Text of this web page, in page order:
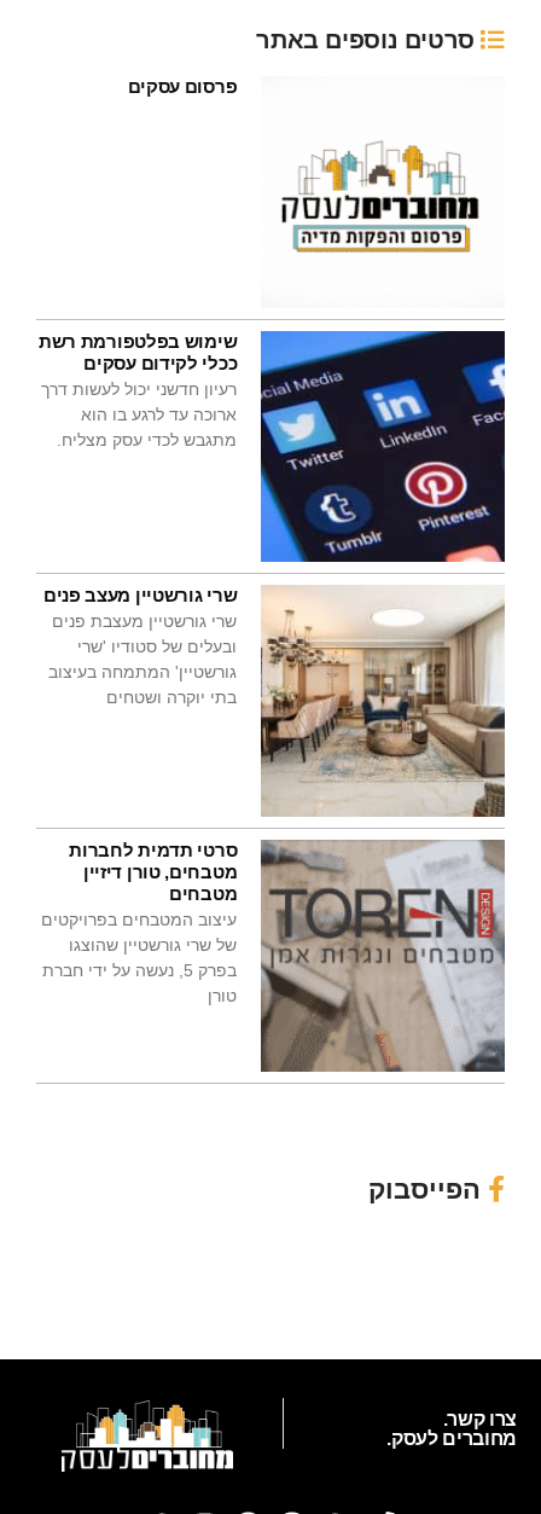
סרטים נוספים באתר
פרסום עסקים
שימוש בפלטפורמת רשת
ככלי לקידום עסקים
רעיון חדשני יכול לעשות דרך
ארוכה עד לרגע בו הוא
מתגבש לכדי עסק מצליח.
שרי גורשטיין מעצב פנים
שרי גורשטיין מעצבת פנים
ובעלים של סטודיו 'שרי
גורשטיין' המתמחה בעיצוב
בתי יוקרה ושטחים
סרטי תדמית לחברות
מטבחים, טורן דיזיין
מטבחים
עיצוב המטבחים בפרויקטים
של שרי גורשטיין שהוצגו
בפרק 5, נעשה על ידי חברת
טורן
הפייסבוק
צרו קשר.
מחוברים לעסק.